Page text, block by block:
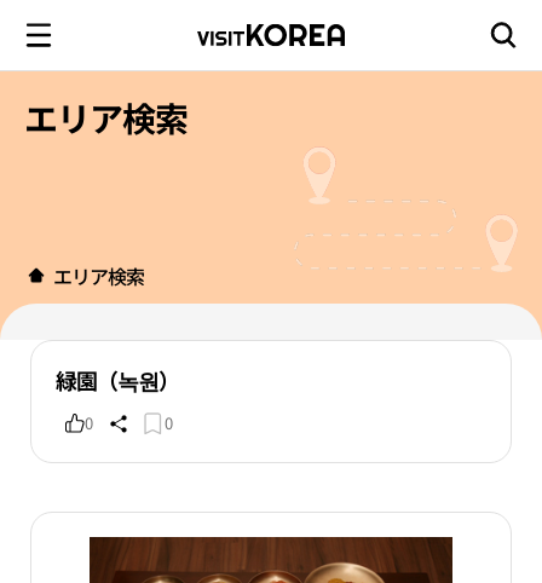
エリア検索
エリア検索
緑園（녹원）
0 0